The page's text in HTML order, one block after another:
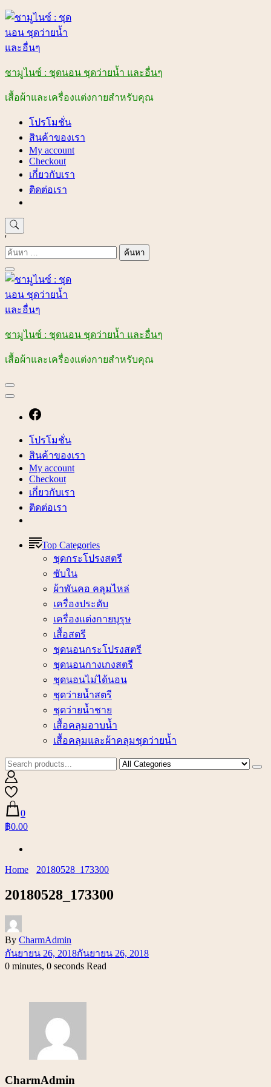
Skip
content
ชามูไนซ์ : ชุดนอน ชุดว่ายน้ำ และอื่นๆ
เสื้อผ้าและเครื่องแต่งกายสำหรับคุณ
โปรโมชั่น
สินค้าของเรา
My account
Checkout
เกี่ยวกับเรา
ติดต่อเรา
'
ค้นหา
สำหรับ:
ชามูไนซ์ : ชุดนอน ชุดว่ายน้ำ และอื่นๆ
เสื้อผ้าและเครื่องแต่งกายสำหรับคุณ
โปรโมชั่น
สินค้าของเรา
My account
Checkout
เกี่ยวกับเรา
ติดต่อเรา
Top Categories
ชุดกระโปรงสตรี
ซับใน
ผ้าพันคอ คลุมไหล่
เครื่องประดับ
เครื่องแต่งกายบุรุษ
เสื้อสตรี
ชุดนอนกระโปรงสตรี
ชุดนอนกางเกงสตรี
ชุดนอนไม่ได้นอน
ชุดว่ายน้ำสตรี
ชุดว่ายน้ำชาย
เสื้อคลุมอาบน้ำ
เสื้อคลุมและผ้าคลุมชุดว่ายน้ำ
0
฿0.00
Home 20180528_173300
20180528_173300
By CharmAdmin
กันยายน 26, 2018กันยายน 26, 2018
0 minutes, 0 seconds Read
CharmAdmin